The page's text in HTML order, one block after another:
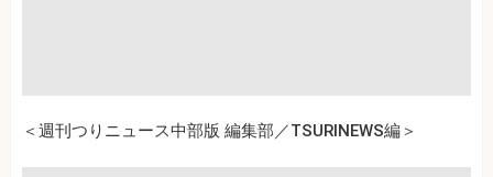
＜週刊つりニュース中部版 編集部／TSURINEWS編＞